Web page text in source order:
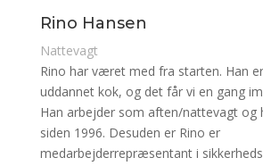
Rino Hansen
Nattevagt
Rino har været med fra starten. Han
uddannet kok, og det får vi en gang
Han arbejder som aften/nattevagt og
siden 1996. Desuden er Rino er
medarbejderrepræsentant i